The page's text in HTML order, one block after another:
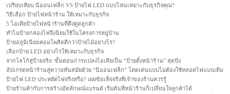
เปรียบเทียบ นีออนเฟล็ก VS ป้ายไฟ LED แบบไหนเหมาะกับธุรกิจคุณ?
วิธีเลือก ป้ายไฟหน้าร้าน ให้เหมาะกับธุรกิจ
5 ไอเดียป้ายไฟหน้าร้านที่ดึงดูดลูกค้า
ทำไมป้ายกล่องไฟจึงนิยมใช้ในโครงการหมู่บ้าน
ป้ายอลูมิเนียมคอมโพสิตดีกว่าป้ายไม้อย่างไร?
เลือกป้าย LED อย่างไรให้เหมาะกับธุรกิจ
จากโลโก้สู่ป้ายจริง: ขั้นตอนการแปลงไอเดียเป็น “ป้ายตั้งหน้าร้าน” สุดปัง
อัปเกรดหน้าร้านสู่ความทันสมัยด้วย “นีออนเฟล็ก” โดดเด่นแบบไม่ต้องใช้หลอดไฟแบบเดิม
ป้ายไฟ LED ประหยัดไฟจริงหรือ? เผยข้อเท็จจริงที่เจ้าของร้านควรรู้
ป้ายร้านค้ากับการสร้างอัตลักษณ์แบรนด์ เริ่มต้นที่หน้าร้านก็เปลี่ยนใจลูกค้าได้